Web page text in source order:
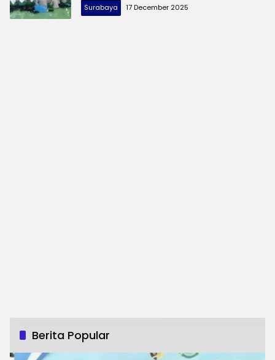
Surabaya 17 December 2025
Berita Popular